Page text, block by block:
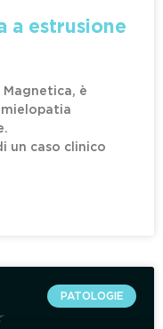
a estrusione
è
un caso clinico
PATOLOGIE